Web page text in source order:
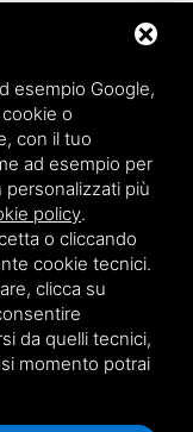
esempio Google,
o
con il tuo
ad esempio per
più
policy.
o cliccando
cookie tecnici.
clicca su
da quelli tecnici,
momento potrai